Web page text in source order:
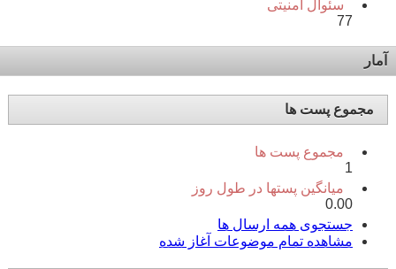
سئوال امنیتی
77
آمار
مجموع پست ها
مجموع پست ها
1
میانگین پستها در طول روز
0.00
جستجوی همه ارسال ها
مشاهده تمام موضوعات آغاز شده